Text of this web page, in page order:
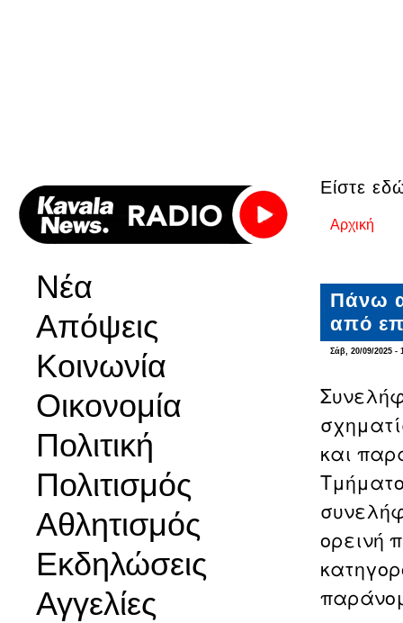
Νέα
Απόψεις
Κοινωνία
Οικονομία
Πολιτική
Πολιτισμός
Αθλητισμός
Εκδηλώσεις
Αγγελίες
Είστε
Αρχική
Πάνω
από
Σάβ, 20/09/2025 -
και
ορεινή